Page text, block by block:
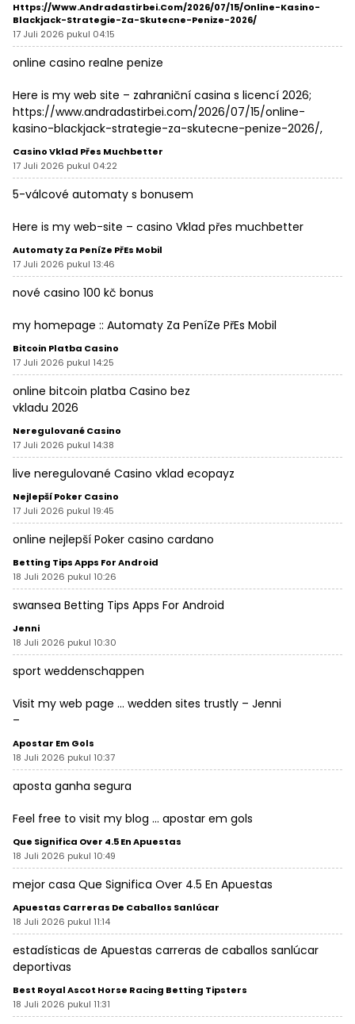
Https://www.andradastirbei.com/2026/07/15/online-Kasino-
Blackjack-Strategie-Za-Skutecne-Penize-2026/
17 Juli 2026 pukul 04:15
online casino realne penize
Here is my web site – zahraniční casina s licencí 2026;
https://www.andradastirbei.com/2026/07/15/online-
kasino-blackjack-strategie-za-skutecne-penize-2026/,
Casino Vklad Přes Muchbetter
17 Juli 2026 pukul 04:22
5-válcové automaty s bonusem
Here is my web-site – casino Vklad přes muchbetter
Automaty Za PeníZe PřEs Mobil
17 Juli 2026 pukul 13:46
nové casino 100 kč bonus
my homepage :: Automaty Za PeníZe PřEs Mobil
Bitcoin Platba Casino
17 Juli 2026 pukul 14:25
online bitcoin platba Casino bez
vkladu 2026
Neregulované Casino
17 Juli 2026 pukul 14:38
live neregulované Casino vklad ecopayz
Nejlepší Poker Casino
17 Juli 2026 pukul 19:45
online nejlepší Poker casino cardano
Betting Tips Apps For Android
18 Juli 2026 pukul 10:26
swansea Betting Tips Apps For Android
Jenni
18 Juli 2026 pukul 10:30
sport weddenschappen
Visit my web page … wedden sites trustly – Jenni
–
Apostar Em Gols
18 Juli 2026 pukul 10:37
aposta ganha segura
Feel free to visit my blog … apostar em gols
Que Significa Over 4.5 En Apuestas
18 Juli 2026 pukul 10:49
mejor casa Que Significa Over 4.5 En Apuestas
Apuestas Carreras De Caballos Sanlúcar
18 Juli 2026 pukul 11:14
estadísticas de Apuestas carreras de caballos sanlúcar
deportivas
Best Royal Ascot Horse Racing Betting Tipsters​
18 Juli 2026 pukul 11:31